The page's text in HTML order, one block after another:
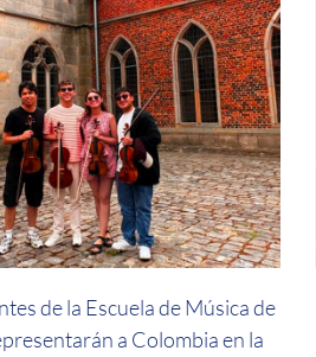
de la Escuela de Música de
a Colombia en la